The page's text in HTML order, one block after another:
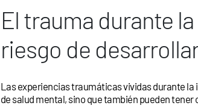
El trauma durante
riesgo de
diabetes o
Las experiencias traumáticas vividas durante
de salud mental, sino que también pueden